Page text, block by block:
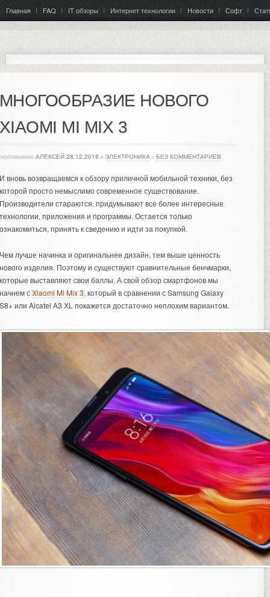
Главная FAQ IT обзоры Интернет технологии Новости Софт
НОВОГО
MI MIX 3
АЛЕКСЕЙ 28.12.2018 в ЭЛЕКТРОНИКА с БЕЗ КОММЕНТАРИЕВ
вновь возвращаемся к обзору приличной мобильной техники, без
просто немыслимо современное существование.
стараются, придумывают все более интересные
приложения и программы. Остается только
принять к сведению и идти за покупкой.
лучше начинка и оригинальнее дизайн, тем выше ценность
изделия. Поэтому и существуют сравнительные бенчмарки,
выставляют свои баллы. А свой обзор смартфонов мы
сXiaomi Mi Mix 3, который в сравнении с Samsung Galaxy
или Alcatel A3 XL покажется достаточно неплохим вариантом.